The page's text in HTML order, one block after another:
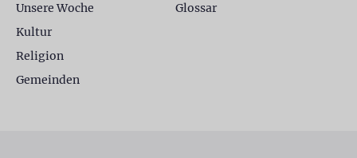
Unsere Woche
Kultur
Religion
Gemeinden
Glossar